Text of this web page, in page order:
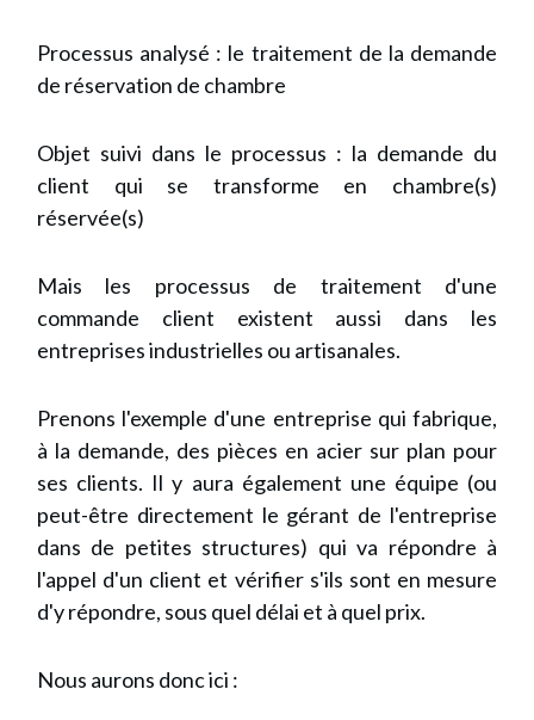
Processus analysé : le traitement de la demande
de réservation de chambre
Objet suivi dans le processus : la demande du
client qui se transforme en chambre(s)
réservée(s)
Mais les processus de traitement d'une
commande client existent aussi dans les
entreprises industrielles ou artisanales.
Prenons l'exemple d'une entreprise qui fabrique,
à la demande, des pièces en acier sur plan pour
ses clients. Il y aura également une équipe (ou
peut-être directement le gérant de l'entreprise
dans de petites structures) qui va répondre à
l'appel d'un client et vérifier s'ils sont en mesure
d'y répondre, sous quel délai et à quel prix.
Nous aurons donc ici :